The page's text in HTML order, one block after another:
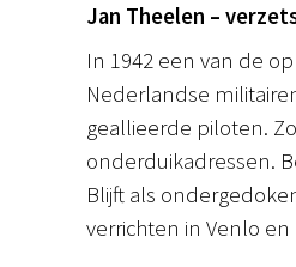
Jan Theelen –
In 1942 een van de
Nederlandse
geallieerde piloten.
onderduikadressen.
Blijft als
verrichten in Venlo